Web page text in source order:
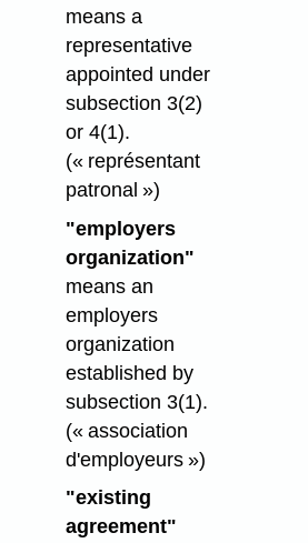
means a
representative
appointed under
subsection 3(2)
or 4(1).
(« représentant
patronal »)
"employers
organization"
means an
employers
organization
established by
subsection 3(1).
(« association
d'employeurs »)
"existing
agreement"